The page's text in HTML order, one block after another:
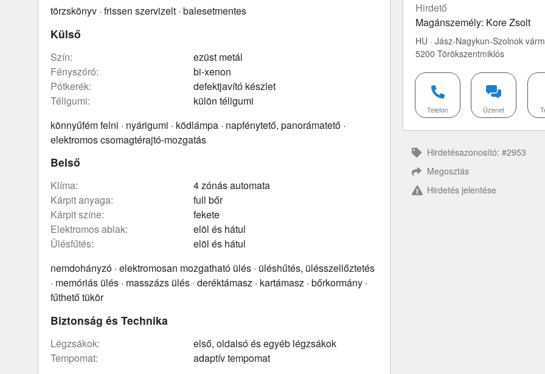
Hirdető
Magánszemély: Kore Zsolt
HU · Jász-Nagykun-Szolnok
5200 Törökszentmiklós
Telefon Üzenet
Hirdetésazonosító: #2953
Megosztás
Hirdetés jelentése
törzskönyv · frissen szervizelt · balesetmentes
Külső
szín:
ezüst metál
fényszóró:
bi-xenon
pótkerék:
defektjavító készlet
téligumi:
külön téligumi
könnyűfém felni · nyárigumi · ködlámpa · napfénytető, panorámatető ·
elektromos csomagtérajtó-mozgatás
Belső
klíma:
4 zónás automata
kárpit anyaga:
full bőr
kárpit színe:
fekete
elektromos ablak:
elöl és hátul
ülésfűtés:
elöl és hátul
nemdohányzó · elektromosan mozgatható ülés · üléshűtés, ülésszellőztetés
· memóriás ülés · masszázs ülés · deréktámasz · kartámasz · bőrkormány ·
fűthető tükör
Biztonság és Technika
légzsákok:
első, oldalsó és egyéb légzsákok
tempomat:
adaptív tempomat